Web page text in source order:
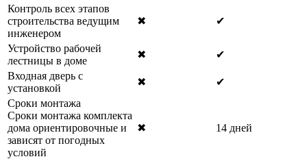
Контроль всех этапов
строительства ведущим
инженером
✖ ✔
Устройство рабочей
лестницы в доме
✖
✔
Входная дверь с
установкой
✖
✔
Сроки монтажа
Сроки монтажа комплекта
дома ориентировочные и
зависят от погодных
условий
✖ 14 дней